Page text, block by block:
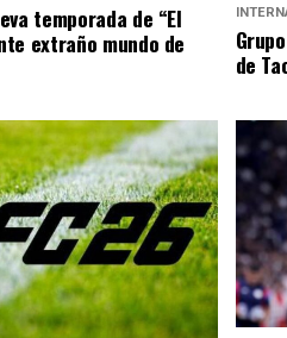
temporada de “El
extraño mundo de
de